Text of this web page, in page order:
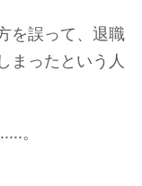
を誤って、退職
まったという人
。